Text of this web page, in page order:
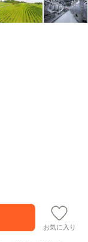
お気に入り